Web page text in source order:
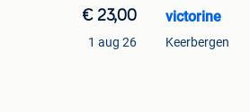
€ 23,00
1 aug 26
victorine
Keerbergen